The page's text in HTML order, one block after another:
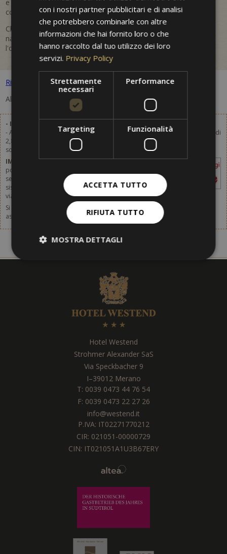
e al periodo di prenotazione. Le tariffe indicate sono da
considerarsi indicative e non vincolanti.
Che si tratti di una fuga romantica, di una vacanza attiva nella
natura o di un viaggio culturale – all'Hotel Villa Westend troverai
l'offerta perfetta per il tuo soggiorno.
Ritorni alle offerte
Al momento non ci sono offerte disponibili.
- Imposta di soggiorno esclusa.
- Ai prezzi indicati da qualsiasi listino, va aggiunta l'imposta di soggiorno di
2,80 € a persona e giorno (a partire dai 14 anni). Dal 1.1.2024 l’imposta di
soggiorno sarà aumentata. Dettagli a breve.
IMPORTANTE- L'imposta è da pagare sul
posto e non è inclusa nei listini prezzi
segnalati da qualsiasi sito di prenotazione,
sistema di prenotazione online, agenzia
viaggi o qualsivoglia intermediario.
Si prega di non dimenticare di pensare anche allo stipulo di un
assicurazione di viaggio. Per ulteriori informazioni,
clicca [qui].
Hotel Westend
Strohmer Alexander SaS
Via Speckbacher 9
I–39012 Merano
T: 0039 0473 44 76 54
F: 0039 0473 22 27 26
info@westend.it
P.IVA: IT02271770212
CIR: 021051-00000729
CIN: IT021051A1U3B67ERY
con i nostri partner pubblicitari e di analisi
che potrebbero combinarle con altre
informazioni che hai fornito loro o che
hanno raccolto dal tuo utilizzo dei loro
servizi. Privacy Policy
Strettamente
necessari
Performance
Targeting Funzionalità
ACCETTA TUTTO
RIFIUTA TUTTO
MOSTRA DETTAGLI